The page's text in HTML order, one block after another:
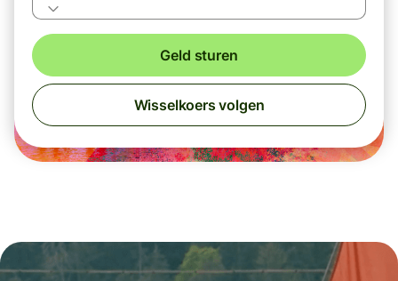
Geld sturen
Wisselkoers volgen